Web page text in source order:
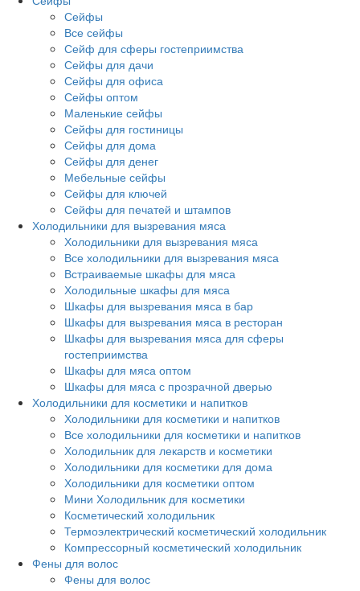
Сейфы
Все сейфы
Сейф для сферы гостеприимства
Сейфы для дачи
Сейфы для офиса
Сейфы оптом
Маленькие сейфы
Сейфы для гостиницы
Сейфы для дома
Сейфы для денег
Мебельные сейфы
Сейфы для ключей
Сейфы для печатей и штампов
Холодильники для вызревания мяса
Холодильники для вызревания мяса
Все холодильники для вызревания мяса
Встраиваемые шкафы для мяса
Холодильные шкафы для мяса
Шкафы для вызревания мяса в бар
Шкафы для вызревания мяса в ресторан
Шкафы для вызревания мяса для сферы
гостеприимства
Шкафы для мяса оптом
Шкафы для мяса с прозрачной дверью
Холодильники для косметики и напитков
Холодильники для косметики и напитков
Все холодильники для косметики и напитков
Холодильник для лекарств и косметики
Холодильники для косметики для дома
Холодильники для косметики оптом
Мини Холодильник для косметики
Косметический холодильник
Термоэлектрический косметический холодильник
Компрессорный косметический холодильник
Фены для волос
Фены для волос